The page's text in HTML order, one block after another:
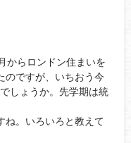
からロンドン住まいを
のですが、いちおう今
しょうか。先学期は統
ね。いろいろと教えて